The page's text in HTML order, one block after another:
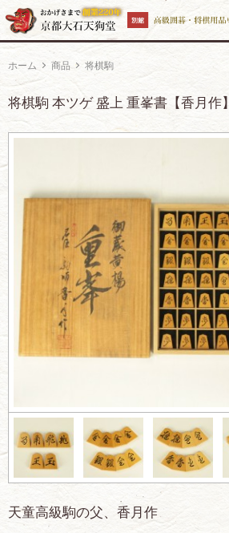
ホーム 商品 将棋駒
将棋駒 本ツゲ 盛上 重峯書【香月作】
天童高級駒の父、香月作